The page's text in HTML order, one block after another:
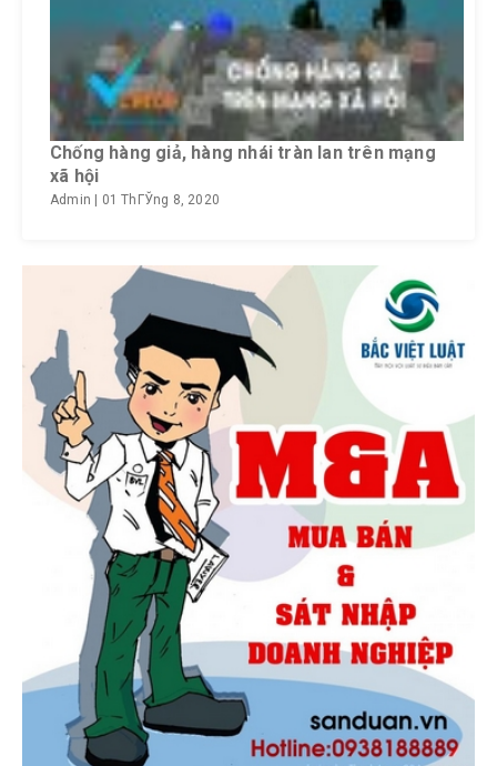
Chống hàng giả, hàng nhái tràn lan trên mạng
xã hội
Admin 01 ThГЎng 8, 2020